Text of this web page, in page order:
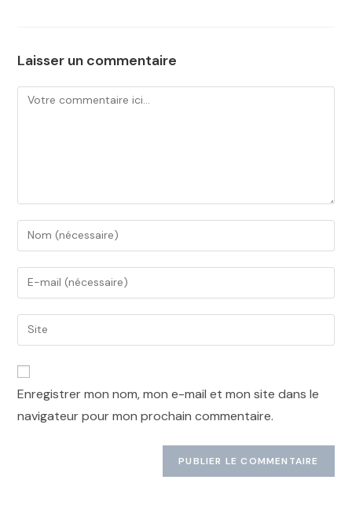
Laisser un commentaire
Enregistrer mon nom, mon e-mail et mon site dans le
navigateur pour mon prochain commentaire.